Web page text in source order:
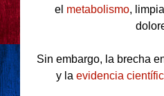
el metabolismo,
Sin embargo, la brecha
y la evidencia